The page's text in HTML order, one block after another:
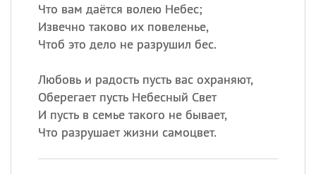
Что вам даётся волею Небес;
Извечно таково их повеленье,
Чтоб это дело не разрушил бес.
Любовь и радость пусть вас охраняют,
Оберегает пусть Небесный Свет
И пусть в семье такого не бывает,
Что разрушает жизни самоцвет.